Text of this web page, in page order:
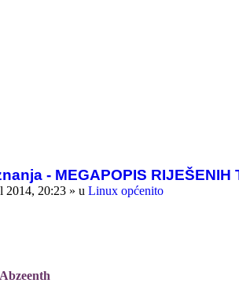
- MEGAPOPIS RIJEŠENIH
2014, 20:23 » u Linux općenito
Abzeenth